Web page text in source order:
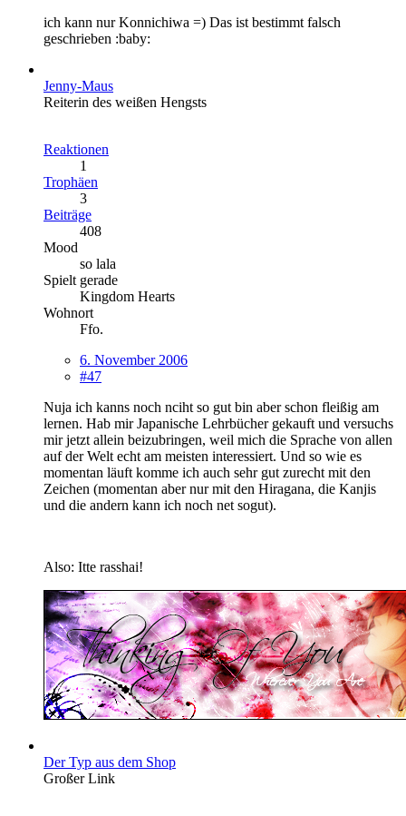
ich kann nur Konnichiwa =) Das ist bestimmt falsch
geschrieben :baby:
Jenny-Maus
Reiterin des weißen Hengsts
Reaktionen
1
Trophäen
3
Beiträge
408
Mood
so lala
Spielt gerade
Kingdom Hearts
Wohnort
Ffo.
6. November 2006
#47
Nuja ich kanns noch nciht so gut bin aber schon fleißig am
lernen. Hab mir Japanische Lehrbücher gekauft und versuchs
mir jetzt allein beizubringen, weil mich die Sprache von allen
auf der Welt echt am meisten interessiert. Und so wie es
momentan läuft komme ich auch sehr gut zurecht mit den
Zeichen (momentan aber nur mit den Hiragana, die Kanjis
und die andern kann ich noch net sogut).
Also: Itte rasshai!
Der Typ aus dem Shop
Großer Link